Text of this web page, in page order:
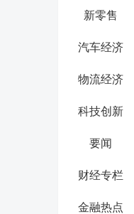
新零售
汽车经济
物流经济
科技创新
要闻
财经专栏
金融热点